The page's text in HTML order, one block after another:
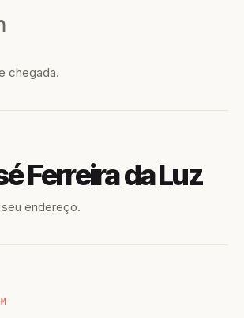
chegada.
Ferreira da Luz
endereço.